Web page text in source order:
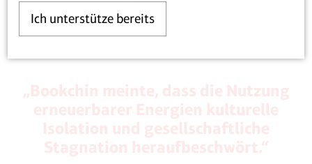
Ich unterstütze bereits